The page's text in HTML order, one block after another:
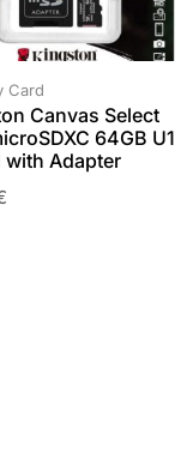
Card
Canvas Select
64GB U1
with Adapter